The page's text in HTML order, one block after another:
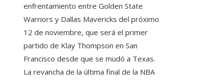
enfrentamiento entre Golden State
Warriors y Dallas Mavericks del próximo
12 de noviembre, que será el primer
partido de Klay Thompson en San
Francisco desde que se mudó a Texas.
La revancha de la última final de la NBA